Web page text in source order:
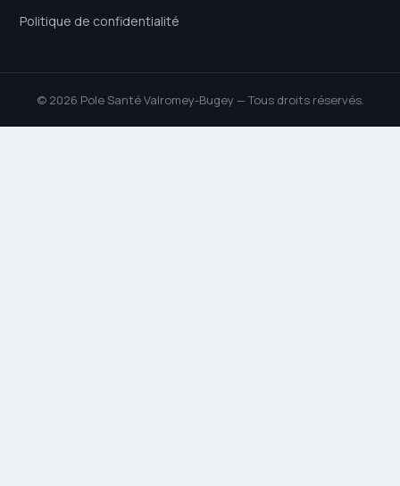
Politique de confidentialité
© 2026 Pole Santé Valromey-Bugey — Tous droits réservés.